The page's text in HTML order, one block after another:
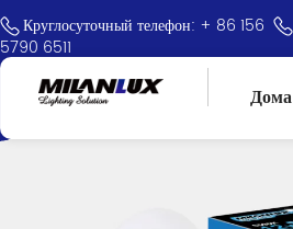
Круглосуточный телефон: + 86 156
5790 6511
Дома